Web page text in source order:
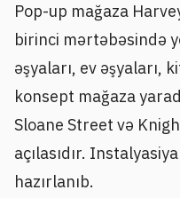
Pop-up mağaza
birinci mərtəbəsində
əşyaları, ev əşyaları,
konsept mağaza
Sloane Street və
açılasıdır.
hazırlanıb.